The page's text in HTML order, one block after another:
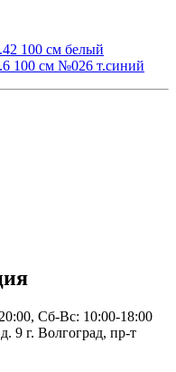
100 см белый
100 см №026 т.синий
Сб-Вс: 10:00-18:00
9 г. Волгоград, пр-т